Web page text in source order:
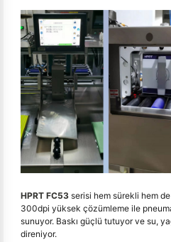
HPRT FC53 serisi hem sürekli hem de
300dpi yüksek çözümleme ile
sunuyor. Baskı güçlü tutuyor ve su,
direniyor.